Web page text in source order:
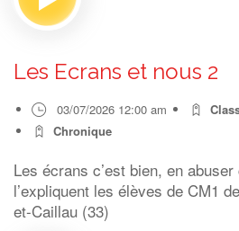
Les Ecrans et nous 2
03/07/2026 12:00 am
Chronique
Les écrans c’est bien, en
l’expliquent les élèves de CM1
et-Caillau (33)